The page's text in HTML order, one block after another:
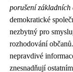
porušení
demokratické
nezbytný pro
rozhodování
nepravdivé
znesnadňují